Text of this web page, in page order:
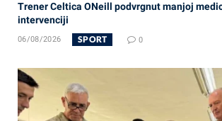
Trener Celtica ONeill podvrgnut manjoj
intervenciji
06/08/2026 SPORT 0